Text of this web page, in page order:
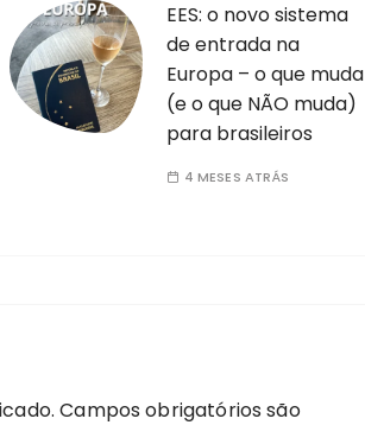
EES: o novo sistema
de entrada na
Europa – o que muda
(e o que NÃO muda)
para brasileiros
4 MESES ATRÁS
Campos obrigatórios são